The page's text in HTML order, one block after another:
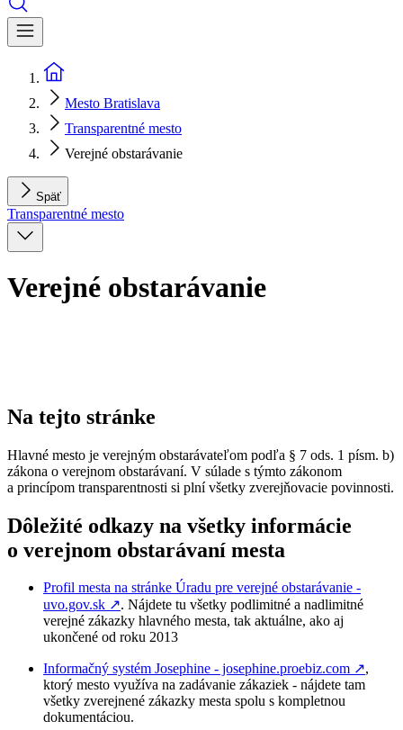
Mesto Bratislava
Transparentné mesto
Verejné obstarávanie
Späť
Transparentné mesto
Verejné obstarávanie
Na tejto stránke
Hlavné mesto je verejným obstarávateľom podľa § 7 ods. 1 písm. b)
zákona o verejnom obstarávaní. V súlade s týmto zákonom
a princípom transparentnosti si plní všetky zverejňovacie povinnosti.
Dôležité odkazy na všetky informácie
o verejnom obstarávaní mesta
Profil mesta na stránke Úradu pre verejné obstarávanie -
uvo.gov.sk ↗︎. Nájdete tu všetky podlimitné a nadlimitné
verejné zákazky hlavného mesta, tak aktuálne, ako aj
ukončené od roku 2013
Informačný systém Josephine - josephine.proebiz.com ↗︎,
ktorý mesto využíva na zadávanie zákaziek - nájdete tam
všetky zverejnené zákazky mesta spolu s kompletnou
dokumentáciou.